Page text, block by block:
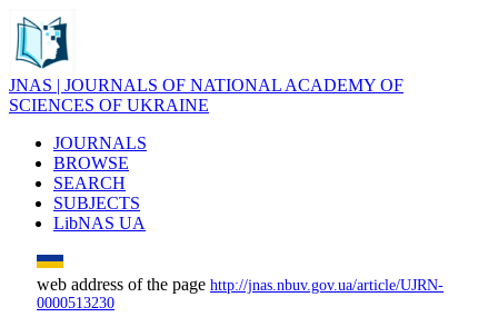
JNAS | JOURNALS OF NATIONAL ACADEMY OF
SCIENCES OF UKRAINE
JOURNALS
BROWSE
SEARCH
SUBJECTS
LibNAS UA
web address of the page http://jnas.nbuv.gov.ua/article/UJRN-
0000513230